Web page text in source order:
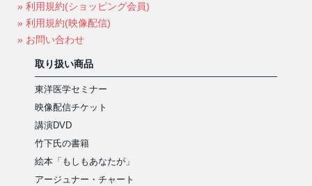
» 利用規約(ショッピング会員)
» 利用規約(映像配信)
» お問い合わせ
取り扱い商品
東洋医学セミナー
映像配信チケット
講演DVD
竹下氏の書籍
絵本「もしもあなたが」
アージュナー・チャート